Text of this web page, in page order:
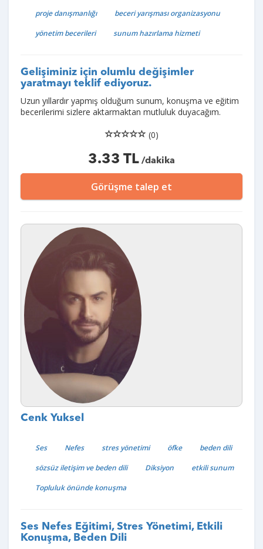
proje danışmanlığı
beceri yarışması organizasyonu
yönetim becerileri
sunum hazırlama hizmeti
Gelişiminiz için olumlu değişimler
yaratmayı teklif ediyoruz.
Uzun yıllardır yapmış olduğum sunum, konuşma ve eğitim
becerilerimi sizlere aktarmaktan mutluluk duyacağım.
(0)
3.33 TL /dakika
Görüşme talep et
Cenk Yuksel
Ses Nefes stres yönetimi öfke
beden dili
sözsüz iletişim ve beden dili
Diksiyon
etkili sunum
Topluluk önünde konuşma
Ses Nefes Eğitimi, Stres Yönetimi, Etkili
Konuşma, Beden Dili